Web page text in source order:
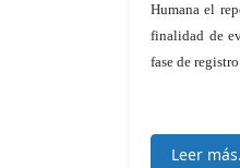
Humana el
finalidad de
fase de
Leer